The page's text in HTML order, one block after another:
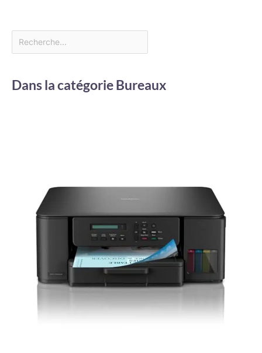
Dans la catégorie Bureaux